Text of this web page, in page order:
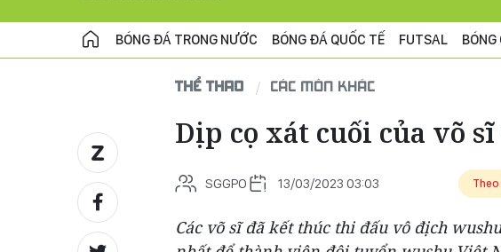
BÓNG ĐÁ TRONG NƯỚC BÓNG ĐÁ QUỐC TẾ FUTSAL BÓNG
THỂ THAO CÁC MÔN KHÁC
Dịp cọ xát cuối của võ
SGGPO 13/03/2023 03:03
Các võ sĩ đã kết thúc thi đấu vô địch